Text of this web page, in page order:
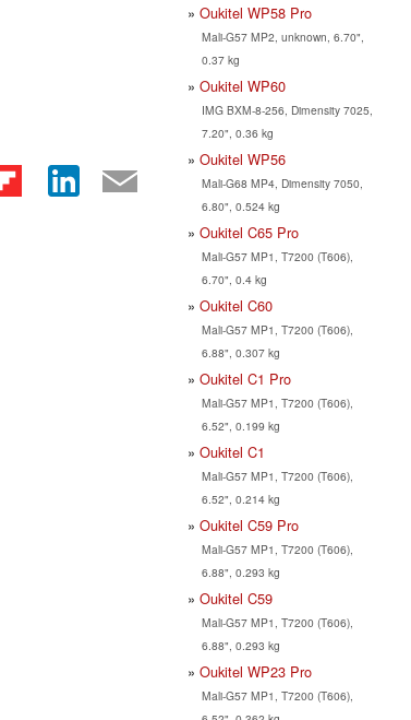
Oukitel WP58 Pro
Mali-G57 MP2, unknown, 6.70",
0.37 kg
Oukitel WP60
IMG BXM-8-256, Dimensity 7025,
7.20", 0.36 kg
Oukitel WP56
Mali-G68 MP4, Dimensity 7050,
6.80", 0.524 kg
Oukitel C65 Pro
Mali-G57 MP1, T7200 (T606),
6.70", 0.4 kg
Oukitel C60
Mali-G57 MP1, T7200 (T606),
6.88", 0.307 kg
Oukitel C1 Pro
Mali-G57 MP1, T7200 (T606),
6.52", 0.199 kg
Oukitel C1
Mali-G57 MP1, T7200 (T606),
6.52", 0.214 kg
Oukitel C59 Pro
Mali-G57 MP1, T7200 (T606),
6.88", 0.293 kg
Oukitel C59
Mali-G57 MP1, T7200 (T606),
6.88", 0.293 kg
Oukitel WP23 Pro
Mali-G57 MP1, T7200 (T606),